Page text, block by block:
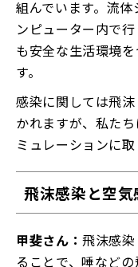
組んでいます。流
ンピューター内で
も安全な生活環境
す。
感染に関しては飛
かれますが、私た
ミュレーションに取
飛沫感染と空気
甲斐さん：飛沫感
ることで、唾など